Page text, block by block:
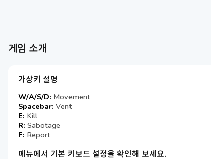
게임 소개
가상키 설명
W/A/S/D: Movement
Spacebar: Vent
E: Kill
R: Sabotage
F: Report
메뉴에서 기본 키보드 설정을 확인해 보세요.